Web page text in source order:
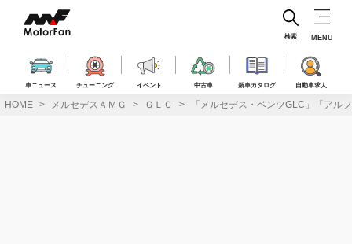
ス
車ニュース チューニング イベント 中古車 新車カタログ 自動車求人
検索 MENU
HOME メルセデスＡＭＧ ＧＬＣ 「メルセデス・ベンツGLC」「ア